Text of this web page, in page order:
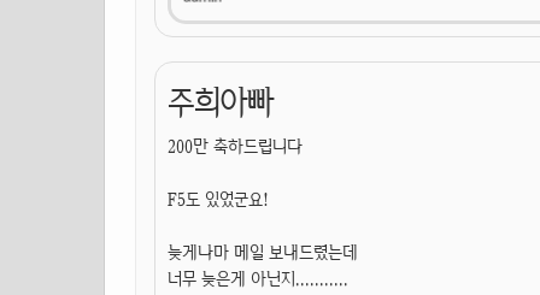
주희아빠
200만 축하드립니다
F5도 있었군요!
늦게나마 메일 보내드렸는데
너무 늦은게 아닌지...........